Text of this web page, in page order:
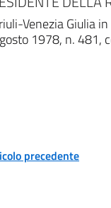
Venezia Giulia
1978, n.
precedente